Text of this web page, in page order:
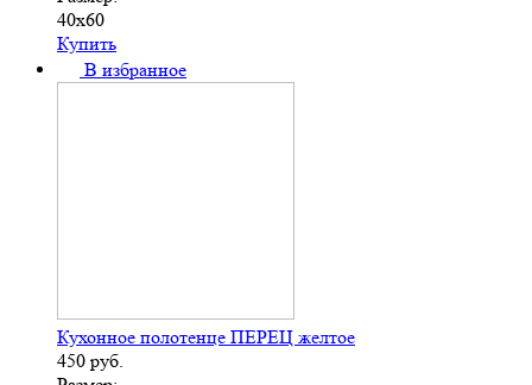
40х60
Купить
В избранное
Кухонное полотенце ПЕРЕЦ желтое
450 руб.